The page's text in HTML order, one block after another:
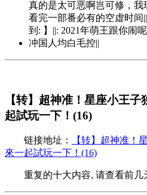
真的是太可恶啊岂可修，
看完一部番必有的空虚时间
到: 】||: 2021年萌王跟你闹
冲国人均白毛控||
【转】超神准！星座小王
起試玩一下！(16)
链接地址：
【转】超神准！
來一起試玩一下！(16)
重复的十大内容, 请查看前几